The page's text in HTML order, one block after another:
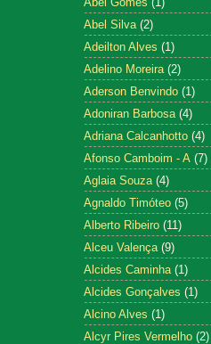
Abel Silva (2)
Adeilton Alves (1)
Adelino Moreira (2)
Aderson Benvindo (1)
Adoniran Barbosa (4)
Adriana Calcanhotto (4)
Afonso Camboim - A (7)
Aglaia Souza (4)
Agnaldo Timóteo (5)
Alberto Ribeiro (11)
Alceu Valença (9)
Alcides Caminha (1)
Alcides Gonçalves (1)
Alcino Alves (1)
Alcyr Pires Vermelho (2)